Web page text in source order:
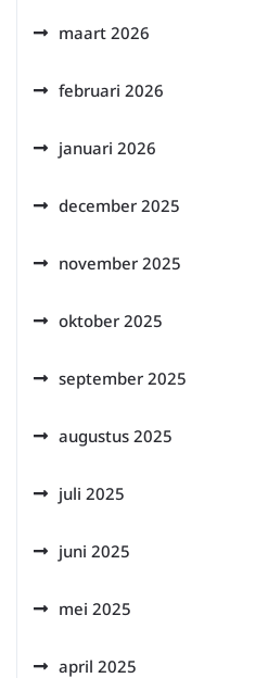
maart 2026
februari 2026
januari 2026
december 2025
november 2025
oktober 2025
september 2025
augustus 2025
juli 2025
juni 2025
mei 2025
april 2025